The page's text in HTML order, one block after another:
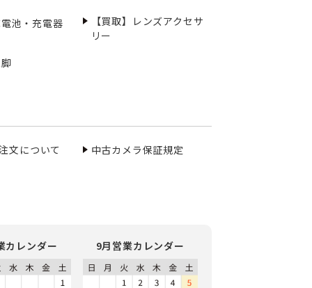
電池・充電器
【買取】レンズアクセサ
リー
文について 中古カメラ保証規定
カレンダー 9月営業カレンダー